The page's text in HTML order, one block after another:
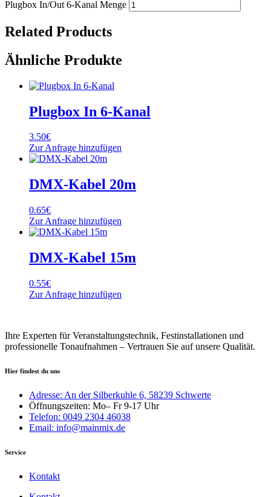
Plugbox In/Out 6-Kanal Menge
Related Products
Ähnliche Produkte
Plugbox In 6-Kanal
3.50€
Zur Anfrage hinzufügen
DMX-Kabel 20m
0.65€
Zur Anfrage hinzufügen
DMX-Kabel 15m
0.55€
Zur Anfrage hinzufügen
Ihre Experten für Veranstaltungstechnik, Festinstallationen und
professionelle Tonaufnahmen – Vertrauen Sie auf unsere Qualität.
Hier findest du uns
Adresse: An der Silberkuhle 6, 58239 Schwerte
Öffnungszeiten: Mo– Fr 9-17 Uhr
Telefon: 0049 2304 46038
Email: info@mainmix.de
Service
Kontakt